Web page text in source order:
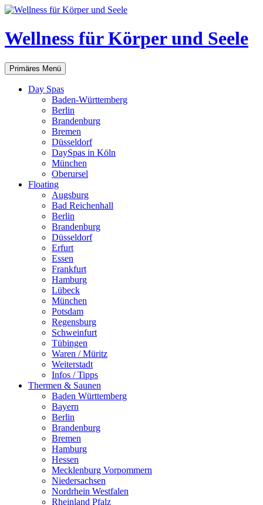
Zum
springen
Wellness für Körper und Seele
Suchen
Primäres Menü
Day Spas
Baden-Württemberg
Berlin
Brandenburg
Bremen
Düsseldorf
DaySpas in Köln
München
Oberursel
Floating
Augsburg
Bad Reichenhall
Berlin
Brandenburg
Düsseldorf
Erfurt
Essen
Frankfurt
Hamburg
Lübeck
München
Potsdam
Regensburg
Schweinfurt
Tübingen
Waren / Müritz
Weiterstadt
Infos / Tipps
Thermen & Saunen
Baden Württemberg
Bayern
Berlin
Brandenburg
Bremen
Hamburg
Hessen
Mecklenburg Vorpommern
Niedersachsen
Nordrhein Westfalen
Rheinland Pfalz